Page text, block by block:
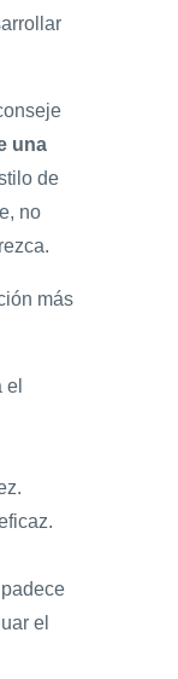
una
de
no
más
el
el